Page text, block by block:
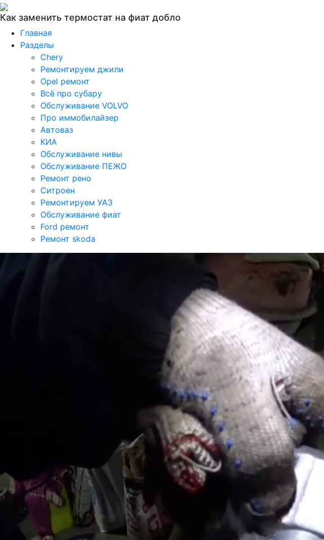
Как заменить термостат на фиат добло
Главная
Разделы
Chery
Ремонтируем джили
Opel ремонт
Всё про субару
Обслуживание VOLVO
Про иммобилайзер
Автоваз
КИА
Обслуживание нивы
Обслуживание ПЕЖО
Ремонт рено
Ситроен
Ремонтируем УАЗ
Обслуживание фиат
Ford ремонт
Ремонт skoda